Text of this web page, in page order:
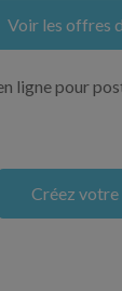
Voir les offres
ligne pour
Créez votre